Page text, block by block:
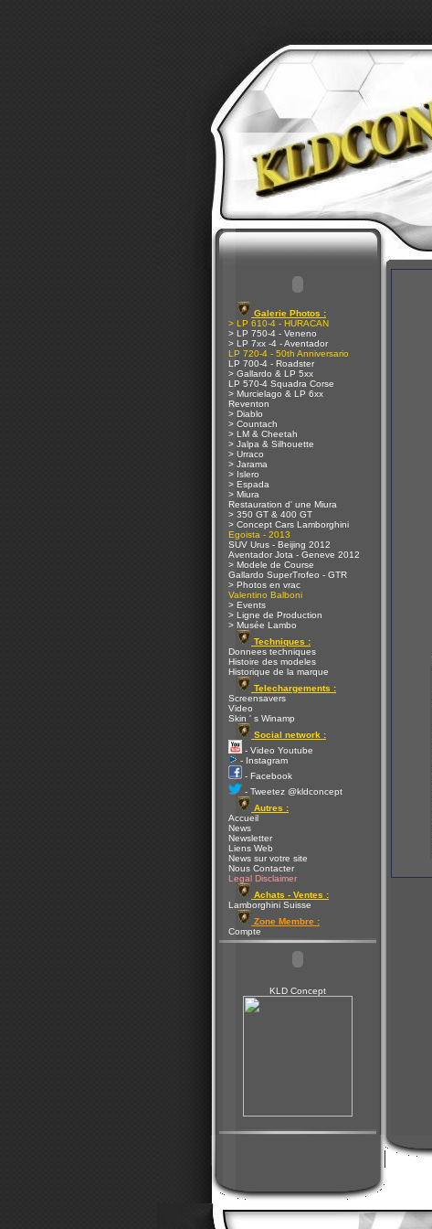
Galerie Photos :
> LP 610-4 - HURACAN
> LP 750-4 - Veneno
> LP 7xx -4 - Aventador
LP 720-4 - 50th Anniversario
LP 700-4 - Roadster
> Gallardo & LP 5xx
LP 570-4 Squadra Corse
> Murcielago & LP 6xx
Reventon
> Diablo
> Countach
> LM & Cheetah
> Jalpa & Silhouette
> Urraco
> Jarama
> Islero
> Espada
> Miura
Restauration d' une Miura
> 350 GT & 400 GT
> Concept Cars Lamborghini
Egoista - 2013
SUV Urus - Beijing 2012
Aventador Jota - Geneve 2012
> Modele de Course
Gallardo SuperTrofeo - GTR
> Photos en vrac
Valentino Balboni
> Events
> Ligne de Production
> Musée Lambo
Techniques :
Donnees techniques
Histoire des modeles
Historique de la marque
Telechargements :
Screensavers
Video
Skin ' s Winamp
Social network :
- Video Youtube
- Instagram
- Facebook
- Tweetez @kldconcept
Autres :
Accueil
News
Newsletter
Liens Web
News sur votre site
Nous Contacter
Legal Disclaimer
Achats - Ventes :
Lamborghini Suisse
Zone Membre :
Compte
KLD Concept